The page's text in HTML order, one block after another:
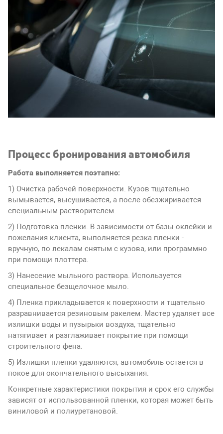
Процесс бронирования автомобиля
Работа выполняется поэтапно:
1) Очистка рабочей поверхности. Кузов тщательно
вымывается, высушивается, а после обезжиривается
специальным растворителем.
2) Подготовка пленки. В зависимости от базы оклейки и
пожелания клиента, выполняется резка пленки -
вручную, по лекалам снятым с кузова, или программно
при помощи плоттера.
3) Нанесение мыльного раствора. Используется
специальное безщелочное мыло.
4) Пленка прикладывается к поверхности и тщательно
разравнивается резиновым ракелем. Мастер удаляет все
излишки воды и пузырьки воздуха, тщательно
натягивает и разглаживает покрытие при помощи
строительного фена.
5) Излишки пленки удаляются, автомобиль остается в
покое для окончательного высыхания.
Конкретные характеристики покрытия и срок его службы
зависят от использованной пленки, которая может быть
виниловой и полиуретановой.